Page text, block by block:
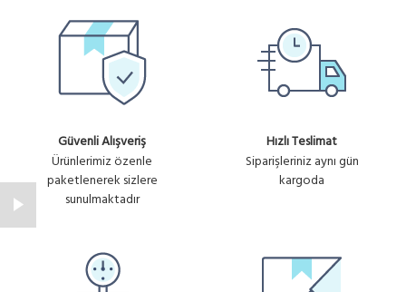
Güvenli Alışveriş
Ürünlerimiz özenle
paketlenerek sizlere
sunulmaktadır
Hızlı Teslimat
Siparişleriniz aynı gün
kargoda